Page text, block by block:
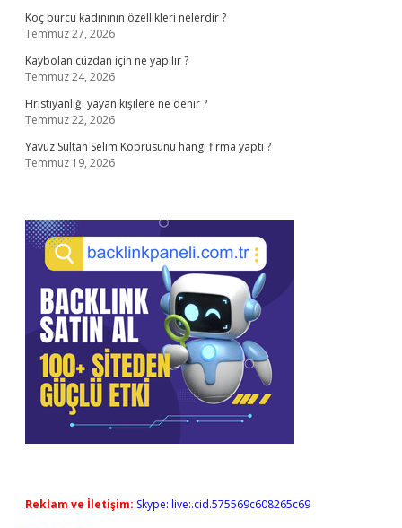
Koç burcu kadınının özellikleri nelerdir ?
Temmuz 27, 2026
Kaybolan cüzdan için ne yapılır ?
Temmuz 24, 2026
Hristiyanlığı yayan kişilere ne denir ?
Temmuz 22, 2026
Yavuz Sultan Selim Köprüsünü hangi firma yaptı ?
Temmuz 19, 2026
Reklam ve İletişim: Skype: live:.cid.575569c608265c69